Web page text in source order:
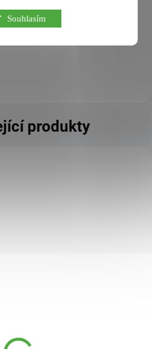
Souhlasím
produkty
bez